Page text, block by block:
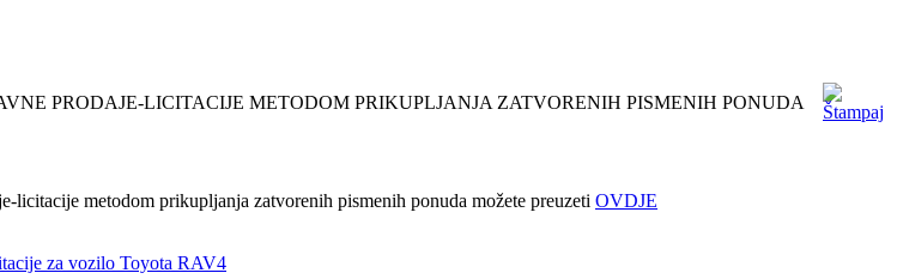
PRODAJE-LICITACIJE METODOM PRIKUPLJANJA ZATVORENIH PISMENIH PONUDA
metodom prikupljanja zatvorenih pismenih ponuda možete preuzeti OVDJE
za vozilo Toyota RAV4